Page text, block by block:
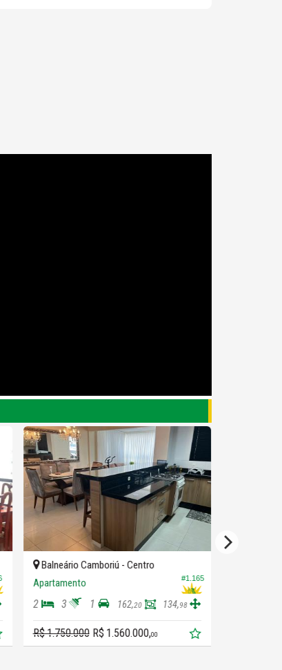
#1.165
Balneário Camboriú -Centro
Apartamento
2 3 1 162,20 134,98
R$ 1.750.000 R$ 1.560.000,00